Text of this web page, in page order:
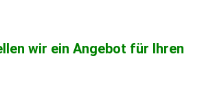
wir ein Angebot für Ihren